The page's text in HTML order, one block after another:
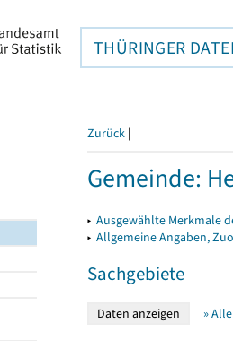
THÜRINGER
Zurück |
Gemeinde:
▸ Ausgewählte Merkmale
▸ Allgemeine Angaben,
Sachgebiete
»